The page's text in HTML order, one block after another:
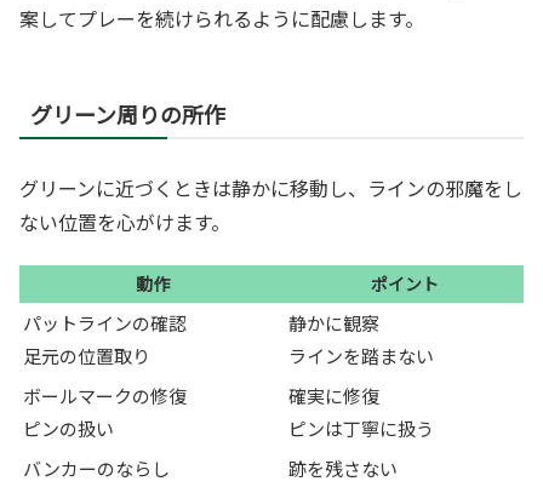
案してプレーを続けられるように配慮します。
グリーン周りの所作
グリーンに近づくときは静かに移動し、ラインの邪魔をし
ない位置を心がけます。
動作 ポイント
パットラインの確認
足元の位置取り
静かに観察
ラインを踏まない
ボールマークの修復
ピンの扱い
確実に修復
ピンは丁寧に扱う
バンカーのならし
跡を残さない